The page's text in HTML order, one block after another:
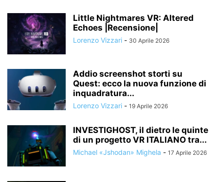
Little Nightmares VR: Altered
Echoes |Recensione|
Lorenzo Vizzari - 30 Aprile 2026
Addio screenshot storti su
Quest: ecco la nuova funzione di
inquadratura...
Lorenzo Vizzari - 19 Aprile 2026
INVESTIGHOST, il dietro le quinte
di un progetto VR ITALIANO tra...
Michael «Jshodan» Mighela - 17 Aprile 2026